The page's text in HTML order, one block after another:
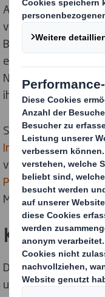
Agenda für
voranzutreiben. Die
Beitrag zu einer
eigenes Wissen und
Netzwerk und ihre
ihre globale
So wurde
Innovation Handbook
vorgestellt, und
Prinzipienwurden in
MacArthur
Kunde
Die
uns, unsere Kunden